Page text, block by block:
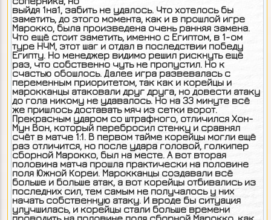
выйдя 1на1, забить не удалось. Что хотелось бы
заметить, до этого момента, как и в прошлой игре
Марокко, была произведена очень ранняя замена.
Что ещё стоит заметить, именно с Египтом, в 1-ом
туре НЧМ, этот шаг и отдал в последствии победу
Египту. Но менеджер видимо решил рискнуть ещё
раз, что собственно чуть не пропустил. Но к
счастью обошлось. Далее игра развевалась с
переменным приоритетом, так как и корейцы и
марокканцы атаковали друг друга, но довести атаку
до гола никому не удавалось. Но на 33 минуте всё
же пришлось доставать мяч из сетки ворот.
Прекрасным ударом со штрафного, отличился Хон-
Мун Вон, который перебросил стенку и сравнял
счёт в матче 1:1. В первом тайме корейцы могли ещё
раз отличится, но после удара головой, голкипер
сборной Марокко, был на месте. А вот вторая
половина матча прошла практически на половине
поля Южной Кореи. Марокканцы создавали всё
больше и больше атак, а вот корейцы отбивались из
последних сил, тем самым не получалось у них
начать собственную атаку. И вроде бы ситуация
улучшилась, и корейцы стали больше времени